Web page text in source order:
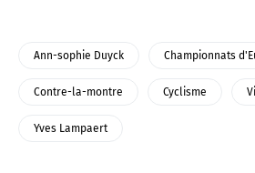
Ann-sophie Duyck Championnats
Contre-la-montre Cyclisme
Yves Lampaert